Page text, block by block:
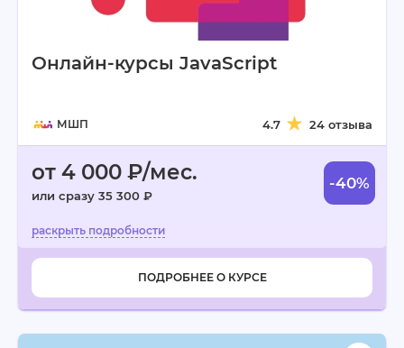
Онлайн-курсы JavaScript
МШП 4.7 24 отзыва
от 4 000 ₽/мес.
или сразу 35 300 ₽
-40%
ПОДРОБНЕЕ О КУРСЕ